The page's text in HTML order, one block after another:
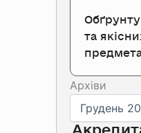
та
предмета
Архіви
Архіви